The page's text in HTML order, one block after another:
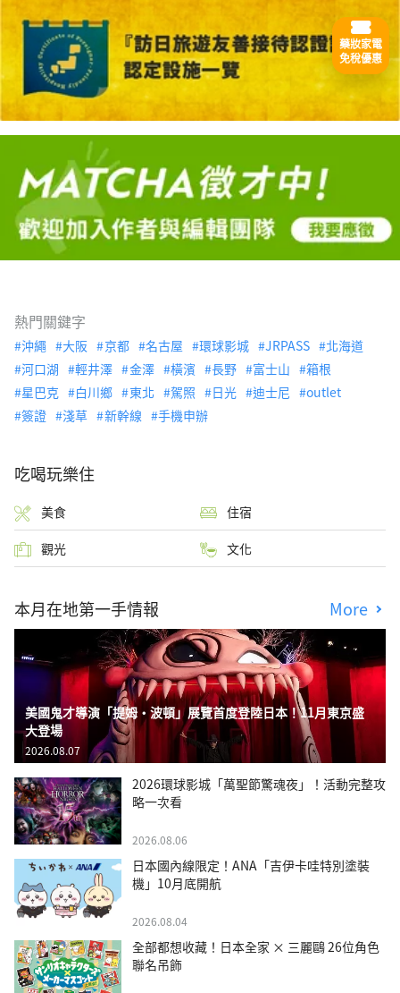
熱門關鍵字
沖繩 大阪 京都 名古屋 環球影城 JRPASS
北海道
河口湖
輕井澤 金澤 橫濱 長野 富士山
箱根
星巴克
白川鄉 東北 駕照 日光 迪士尼
outlet
簽證
淺草 新幹線 手機申辦
吃喝玩樂住
美食 住宿
觀光 文化
本月在地第一手情報 More
美國鬼才導演「提姆・波頓」展覽首度登陸日本！11月東京盛
大登場
2026.08.07
2026環球影城「萬聖節驚魂夜」！活動完整攻
略一次看
2026.08.06
日本國內線限定！ANA「吉伊卡哇特別塗裝
機」10月底開航
2026.08.04
全部都想收藏！日本全家 × 三麗鷗 26位角色
聯名吊飾
藥妝家電
免稅優惠